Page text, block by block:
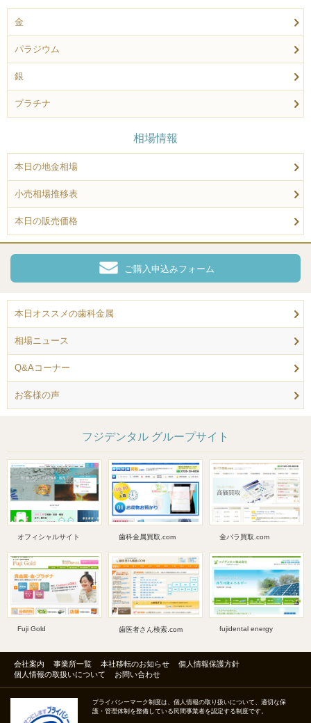
金
パラジウム
銀
プラチナ
相場情報
本日の地金相場
小売相場推移表
本日の販売価格
ご購入申込みフォーム
本日オススメの歯科金属
相場ニュース
Q&Aコーナー
お客様の声
フジデンタル グループサイト
オフィシャルサイト 歯科金属買取.com 金パラ買取.com
Fuji Gold 歯医者さん検索.com fujidental energy
会社案内 事業所一覧 本社移転のお知らせ
個人情報保護方針
個人情報の取扱いについて
お問い合わせ
プライバシーマーク制度は、個人情報の取り扱いについて、適切な保
護・管理体制を整備している民間事業者を認定する制度です。